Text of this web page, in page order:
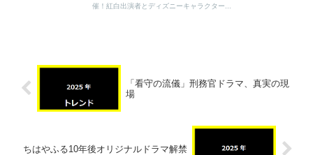
催！紅白出演者とディズニーキャラクター...
「看守の流儀」刑務官ドラマ、真実の現
場
ちはやふる10年後オリジナルドラマ解禁